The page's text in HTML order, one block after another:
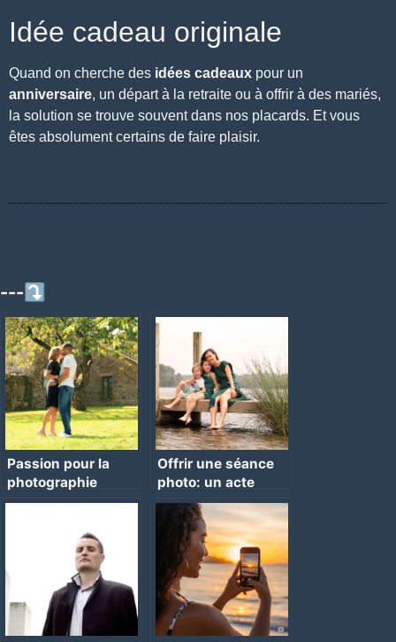
Idée cadeau originale
Quand on cherche des idées cadeaux pour un
anniversaire, un départ à la retraite ou à offrir à des mariés,
la solution se trouve souvent dans nos placards. Et vous
êtes absolument certains de faire plaisir.
---⤵
Passion pour la
photographie
Offrir une séance
photo: un acte
d’amour